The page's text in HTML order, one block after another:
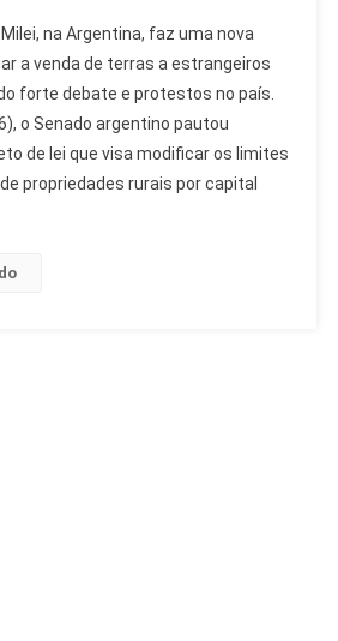
na Argentina, faz uma nova
a venda de terras a estrangeiros
forte debate e protestos no país.
o Senado argentino pautou
de lei que visa modificar os limites
propriedades rurais por capital